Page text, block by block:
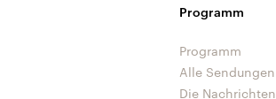
Programm
Programm
Alle Sendungen
Die Nachrichten